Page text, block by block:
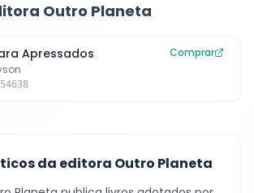
Outro Planeta
Apressados Comprar
da editora Outro Planeta